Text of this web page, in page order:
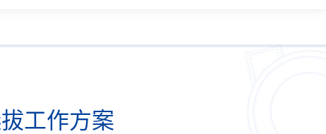
工作方案